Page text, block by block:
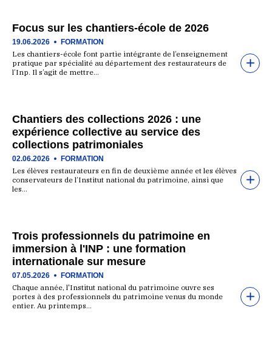
Focus sur les chantiers-école de 2026
19.06.2026 FORMATION
Les chantiers-école font partie intégrante de l’enseignement
pratique par spécialité au département des restaurateurs de
l’Inp. Il s’agit de mettre…
Chantiers des collections 2026 : une
expérience collective au service des
collections patrimoniales
02.06.2026 FORMATION
Les élèves restaurateurs en fin de deuxième année et les élèves
conservateurs de l’Institut national du patrimoine, ainsi que
les…
Trois professionnels du patrimoine en
immersion à l'INP : une formation
internationale sur mesure
07.05.2026 FORMATION
Chaque année, l'Institut national du patrimoine ouvre ses
portes à des professionnels du patrimoine venus du monde
entier. Au printemps…